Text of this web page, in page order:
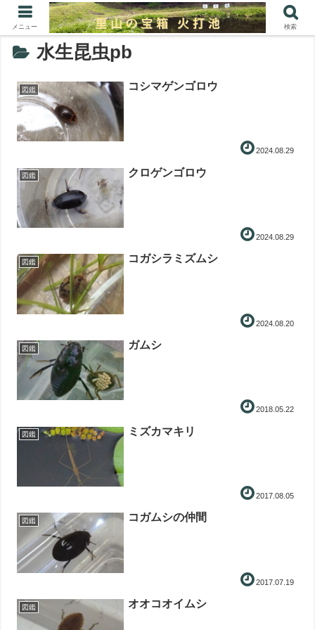
水生昆虫pb
図鑑 コシマゲンゴロウ
2024.08.29
図鑑 クロゲンゴロウ
2024.08.29
図鑑 コガシラミズムシ
2024.08.20
図鑑 ガムシ
2018.05.22
図鑑 ミズカマキリ
2017.08.05
図鑑 コガムシの仲間
2017.07.19
図鑑 オオコオイムシ
メニュー 検索